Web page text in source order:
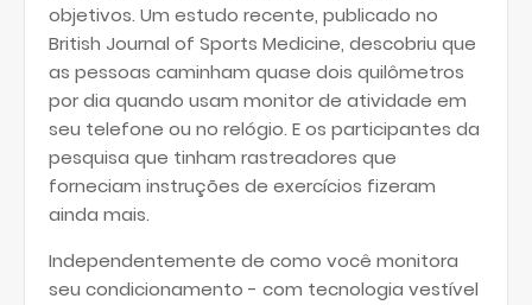
objetivos. Um estudo recente, publicado no
British Journal of Sports Medicine, descobriu que
as pessoas caminham quase dois quilômetros
por dia quando usam monitor de atividade em
seu telefone ou no relógio. E os participantes da
pesquisa que tinham rastreadores que
forneciam instruções de exercícios fizeram
ainda mais.
Independentemente de como você monitora
seu condicionamento - com tecnologia vestível